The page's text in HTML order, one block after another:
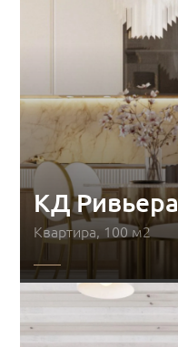
КД Ривьера
Квартира, 100 м2